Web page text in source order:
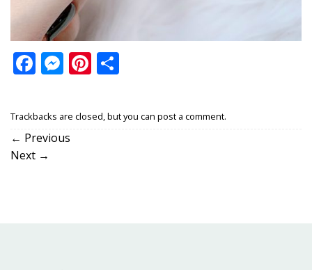
Facebook
Messenger
Pinterest
Trackbacks are closed, but you can post a comment.
← Previous
Next →